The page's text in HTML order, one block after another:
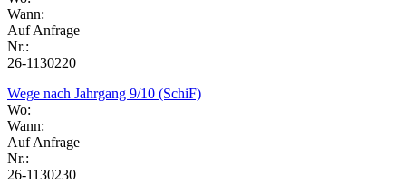
Wann:
Auf Anfrage
Nr.:
26-1130220
Wege nach Jahrgang 9/10 (SchiF)
Wo:
Wann:
Auf Anfrage
Nr.:
26-1130230